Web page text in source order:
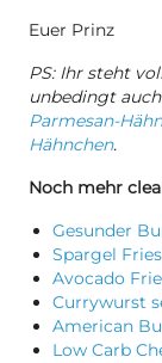
Euer Prinz
PS: Ihr steht
unbedingt
Parmesan-
Hähnchen.
Noch mehr
Gesunder
Spargel Fries
Avocado
Currywurst
American
Low Carb